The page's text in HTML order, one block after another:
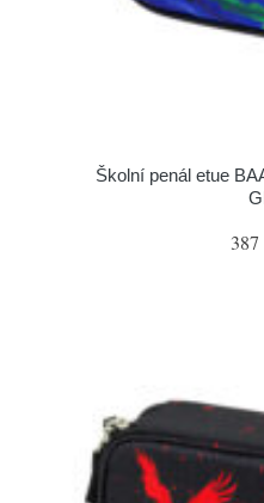
Školní penál etue